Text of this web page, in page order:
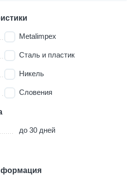
Metalimpex
Сталь и пластик
Никель
Словения
до 30 дней